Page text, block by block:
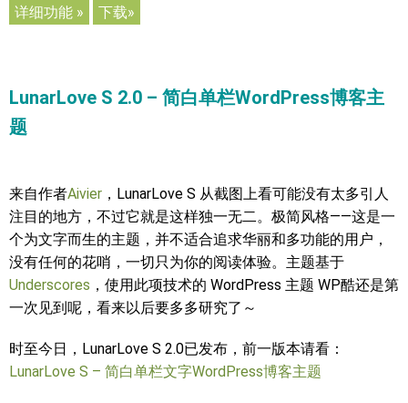
详细功能 » 下载»
LunarLove S 2.0 – 简白单栏WordPress博客主
题
来自作者Aivier ，LunarLove S 从截图上看可能没有太多引人
注目的地方，不过它就是这样独一无二。极简风格——这是一
个为文字而生的主题，并不适合追求华丽和多功能的用户，
没有任何的花哨，一切只为你的阅读体验。主题基于
Underscores ，使用此项技术的 WordPress 主题 WP酷还是第
一次见到呢，看来以后要多多研究了～
时至今日，LunarLove S 2.0已发布，前一版本请看：
LunarLove S – 简白单栏文字WordPress博客主题